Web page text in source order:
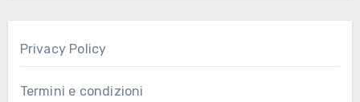
Privacy Policy
Termini e condizioni